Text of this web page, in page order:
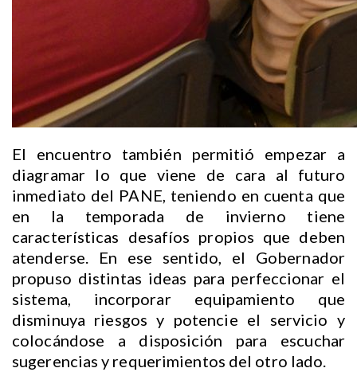
El encuentro también permitió empezar a
diagramar lo que viene de cara al futuro
inmediato del PANE, teniendo en cuenta que
en la temporada de invierno tiene
características desafíos propios que deben
atenderse. En ese sentido, el Gobernador
propuso distintas ideas para perfeccionar el
sistema, incorporar equipamiento que
disminuya riesgos y potencie el servicio y
colocándose a disposición para escuchar
sugerencias y requerimientos del otro lado.